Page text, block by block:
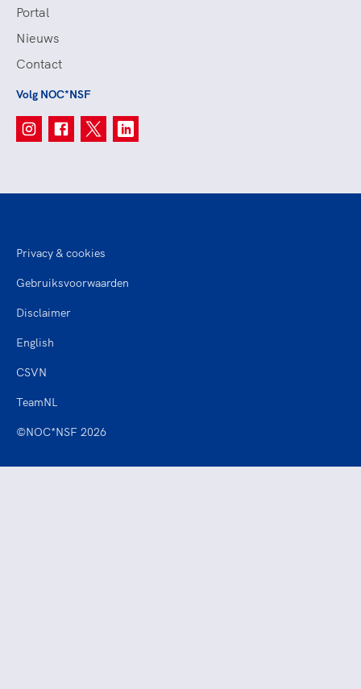
Portal
Nieuws
Contact
Volg NOC*NSF
©NOC*NSF 2026
Privacy & cookies
Gebruiksvoorwaarden
Disclaimer
English
CSVN
TeamNL